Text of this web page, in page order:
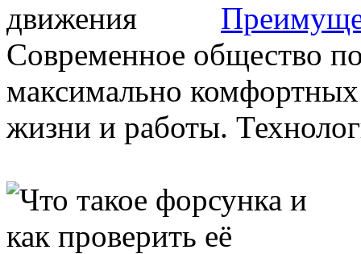
Современное общество
максимально
жизни и работы.